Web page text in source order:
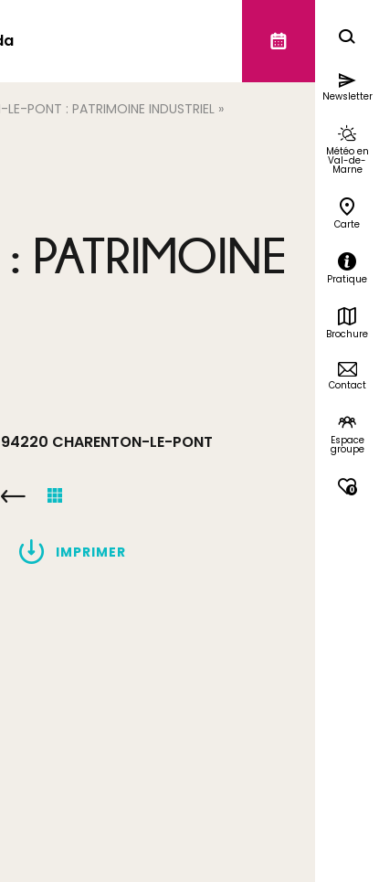
PONT : PATRIMOINE INDUSTRIEL »
Newsletter
Météo en
Val-de-
Marne
Carte
Pratique
Brochure
Contact
Espace
groupe
0
PATRIMOINE
94220 CHARENTON-LE-PONT
IMPRIMER